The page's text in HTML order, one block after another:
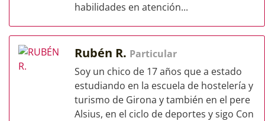
habilidades en atención...
Rubén R. Particular
Soy un chico de 17 años que a estado
estudiando en la escuela de hostelería y
turismo de Girona y también en el pere
Alsius, en el ciclo de deportes y sigo Con